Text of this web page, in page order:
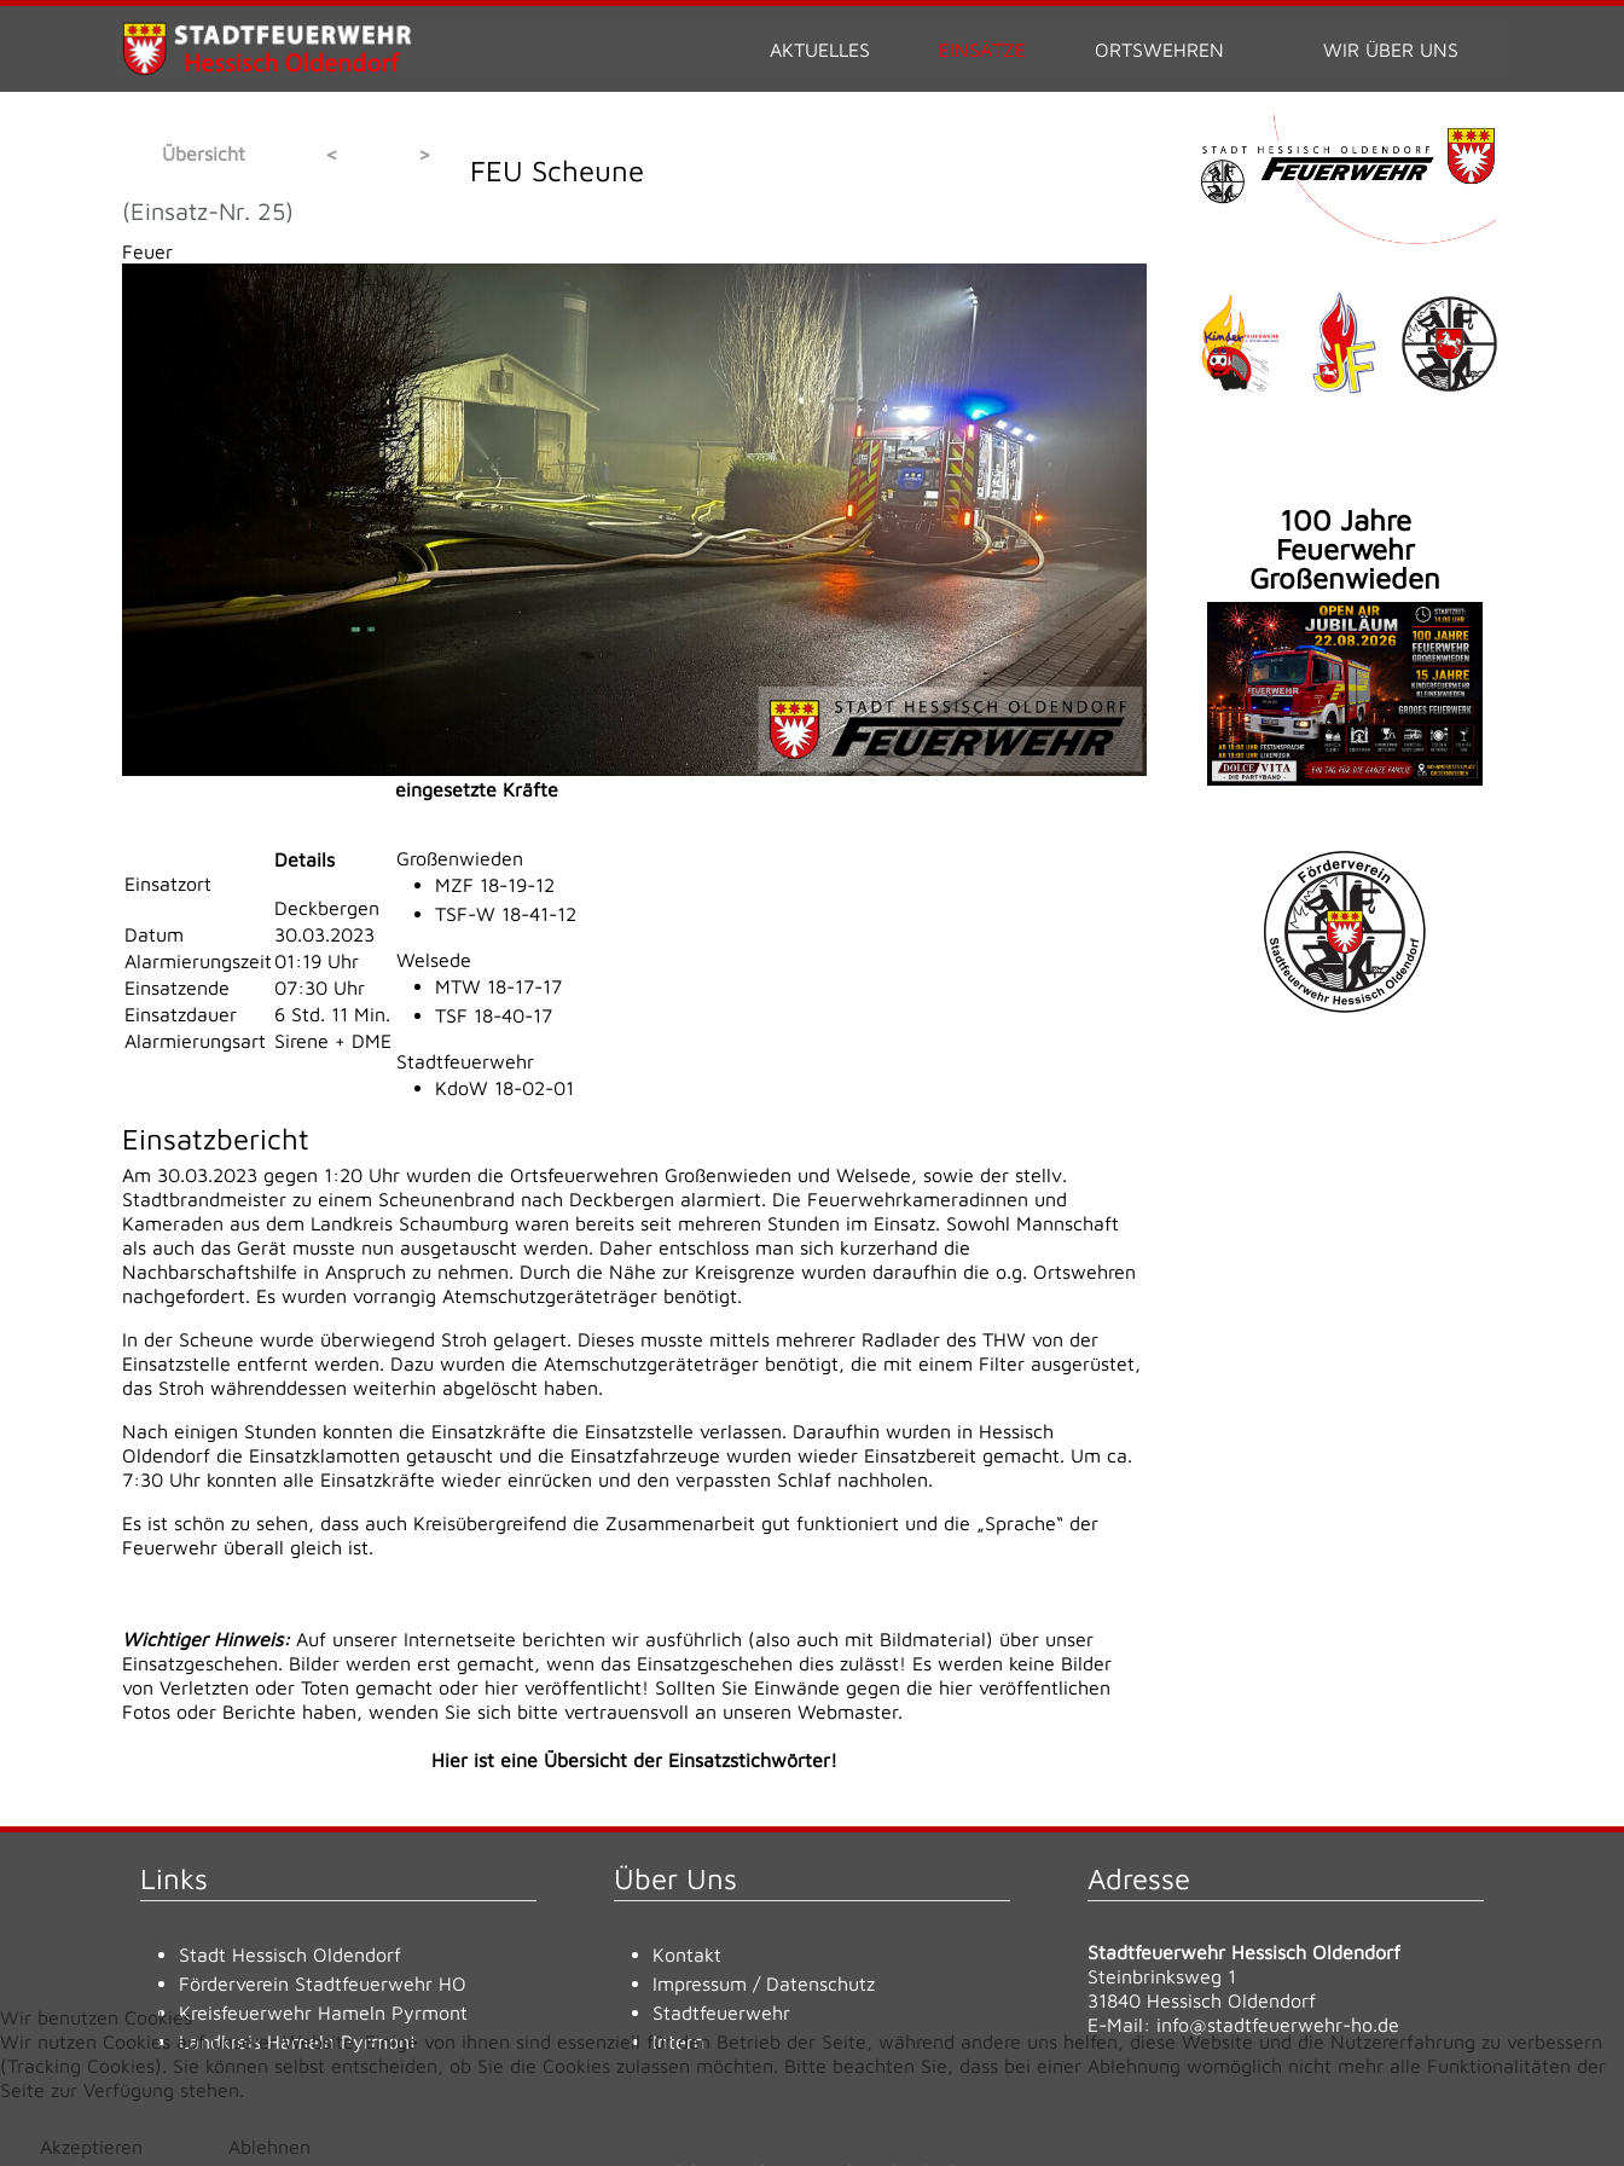
AKTUELLES EINSÄTZE ORTSWEHREN WIR ÜBER UNS
Übersicht < > FEU Scheune
(Einsatz-Nr. 25)
Feuer
Einsatzort
Details
Deckbergen
Datum
30.03.2023
Alarmierungszeit 01:19 Uhr
Einsatzende
07:30 Uhr
Einsatzdauer
6 Std. 11 Min.
Alarmierungsart Sirene + DME
eingesetzte Kräfte
Großenwieden
MZF 18-19-12
TSF-W 18-41-12
Welsede
MTW 18-17-17
TSF 18-40-17
Stadtfeuerwehr
KdoW 18-02-01
Einsatzbericht
Am 30.03.2023 gegen 1:20 Uhr wurden die Ortsfeuerwehren Großenwieden und Welsede, sowie der stellv.
Stadtbrandmeister zu einem Scheunenbrand nach Deckbergen alarmiert. Die Feuerwehrkameradinnen und
Kameraden aus dem Landkreis Schaumburg waren bereits seit mehreren Stunden im Einsatz. Sowohl Mannschaft
als auch das Gerät musste nun ausgetauscht werden. Daher entschloss man sich kurzerhand die
Nachbarschaftshilfe in Anspruch zu nehmen. Durch die Nähe zur Kreisgrenze wurden daraufhin die o.g. Ortswehren
nachgefordert. Es wurden vorrangig Atemschutzgeräteträger benötigt.
In der Scheune wurde überwiegend Stroh gelagert. Dieses musste mittels mehrerer Radlader des THW von der
Einsatzstelle entfernt werden. Dazu wurden die Atemschutzgeräteträger benötigt, die mit einem Filter ausgerüstet,
das Stroh währenddessen weiterhin abgelöscht haben.
Nach einigen Stunden konnten die Einsatzkräfte die Einsatzstelle verlassen. Daraufhin wurden in Hessisch
Oldendorf die Einsatzklamotten getauscht und die Einsatzfahrzeuge wurden wieder Einsatzbereit gemacht. Um ca.
7:30 Uhr konnten alle Einsatzkräfte wieder einrücken und den verpassten Schlaf nachholen.
Es ist schön zu sehen, dass auch Kreisübergreifend die Zusammenarbeit gut funktioniert und die „Sprache“ der
Feuerwehr überall gleich ist.
Wichtiger Hinweis: Auf unserer Internetseite berichten wir ausführlich (also auch mit Bildmaterial) über unser
Einsatzgeschehen. Bilder werden erst gemacht, wenn das Einsatzgeschehen dies zulässt! Es werden keine Bilder
von Verletzten oder Toten gemacht oder hier veröffentlicht! Sollten Sie Einwände gegen die hier veröffentlichen
Fotos oder Berichte haben, wenden Sie sich bitte vertrauensvoll an unseren Webmaster.
Hier ist eine Übersicht der Einsatzstichwörter!
100 Jahre
Feuerwehr
Großenwieden
Links
Stadt Hessisch Oldendorf
Förderverein Stadtfeuerwehr HO
Kreisfeuerwehr Hameln Pyrmont
Landkreis Hameln Pyrmont
Über Uns
Kontakt
Impressum / Datenschutz
Stadtfeuerwehr
Intern
Adresse
Stadtfeuerwehr Hessisch Oldendorf
Steinbrinksweg 1
31840 Hessisch Oldendorf
E-Mail: info@stadtfeuerwehr-ho.de
Wir benutzen Cookies
Wir nutzen Cookies auf unserer Website. Einige von ihnen sind essenziell für den Betrieb der Seite, während andere uns helfen, diese Website und die Nutzererfahrung zu verbessern
(Tracking Cookies). Sie können selbst entscheiden, ob Sie die Cookies zulassen möchten. Bitte beachten Sie, dass bei einer Ablehnung womöglich nicht mehr alle Funktionalitäten der
Seite zur Verfügung stehen.
Akzeptieren Ablehnen